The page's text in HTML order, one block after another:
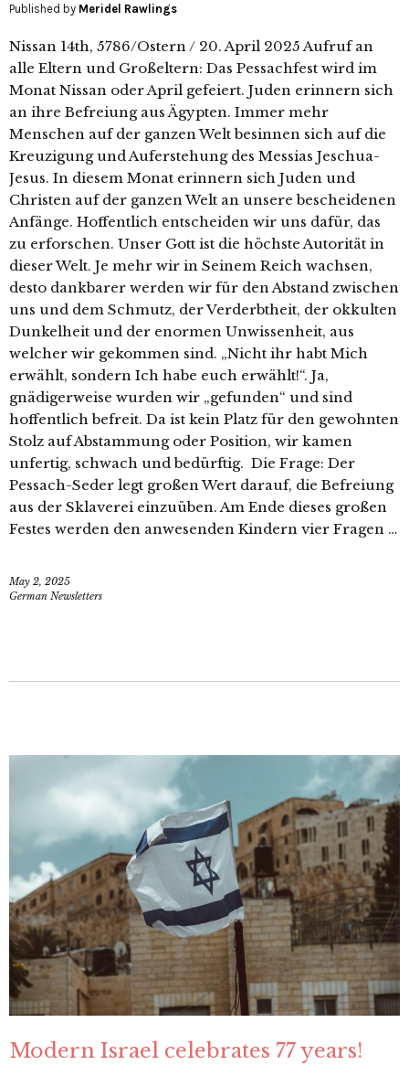
Published by Meridel Rawlings
Nissan 14th, 5786/Ostern / 20. April 2025 Aufruf an
alle Eltern und Großeltern: Das Pessachfest wird im
Monat Nissan oder April gefeiert. Juden erinnern sich
an ihre Befreiung aus Ägypten. Immer mehr
Menschen auf der ganzen Welt besinnen sich auf die
Kreuzigung und Auferstehung des Messias Jeschua-
Jesus. In diesem Monat erinnern sich Juden und
Christen auf der ganzen Welt an unsere bescheidenen
Anfänge. Hoffentlich entscheiden wir uns dafür, das
zu erforschen. Unser Gott ist die höchste Autorität in
dieser Welt. Je mehr wir in Seinem Reich wachsen,
desto dankbarer werden wir für den Abstand zwischen
uns und dem Schmutz, der Verderbtheit, der okkulten
Dunkelheit und der enormen Unwissenheit, aus
welcher wir gekommen sind. „Nicht ihr habt Mich
erwählt, sondern Ich habe euch erwählt!“. Ja,
gnädigerweise wurden wir „gefunden“ und sind
hoffentlich befreit. Da ist kein Platz für den gewohnten
Stolz auf Abstammung oder Position, wir kamen
unfertig, schwach und bedürftig. Die Frage: Der
Pessach-Seder legt großen Wert darauf, die Befreiung
aus der Sklaverei einzuüben. Am Ende dieses großen
Festes werden den anwesenden Kindern vier Fragen …
May 2, 2025
German Newsletters
Modern Israel celebrates 77 years!